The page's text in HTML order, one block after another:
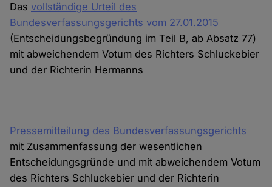
Dasvollständige Urteil des
Bundesverfassungsgerichts vom 27.01.2015
(Entscheidungsbegründung im Teil B, ab Absatz 77)
mit abweichendem Votum des Richters Schluckebier
und der Richterin Hermanns
Pressemitteilung des Bundesverfassungsgerichts
mit Zusammenfassung der wesentlichen
Entscheidungsgründe und mit abweichendem Votum
des Richters Schluckebier und der Richterin